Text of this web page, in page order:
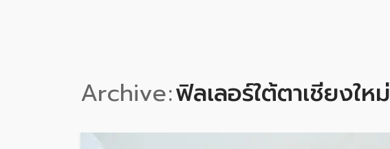
Archive ฟิลเลอร์ใต้ตาเชียงใหม่